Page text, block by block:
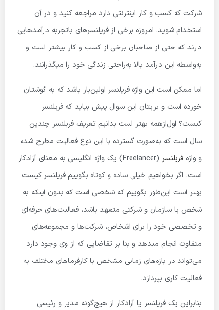
شرکت که کسب و کار اینترنتی دارد مراجعه کنید و در آن
استخدام شوید. امروزه برخی از فریلنسرهای باتجربه درآمدهایی
دارند که حتی از صاحبان برخی از کسب و کار بیشتر است و
به‌واسطه این درآمد بالا به‌راحتی زندگی خود را میگذرانند.
اما ممکن است این واژه فریلنسر اولین‌بار باشد که به گوشتان
خورده است و برایتان این سوال پیش بیاید که فریلنسر
کیست؟ اول‌ازهمه بهتر است بدانیم تعریف فریلنسر چندین
سال است که به‌صورت گسترده با این نوع فعالیت مطرح شده
و واژه فریلنسر
(Freelancer) یک واژه انگلیسی به معنای آزادکار
است. اگر بخواهیم خیلی ساده و کوتاه بگوییم فریلنسر کیست
بهتر است این‌طور بگوییم که شخصی است که بدون اینکه به
شخص یا سازمان و شرکتی متعهد باشد، فعالیت‌های حرفه‌ای
و تخصصی خود را برای اشخاص، شرکت‌ها و مجموعه‌های
متفاوت انجام میدهد و بنا بر تقاضایی که از وی وجود دارد
می‌تواند در بازه‌های زمانی مشخص با کارفرماهای مختلف به
فعالیت کاری بپردازد.
بنابراین یک فریلنسر یا آزادکار از هیچ‌گونه مدیر و رئیسی